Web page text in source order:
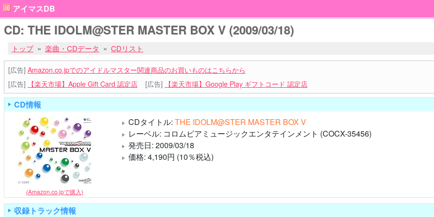
アイマスDB
CD: THE IDOLM@STER MASTER BOX V (2009/03/18)
トップ 楽曲・CDデータ CDリスト
[広告] Amazon.co.jpでのアイドルマスター関連商品のお買いものはこちらから
[広告]
【楽天市場】Apple Gift Card 認定店 [広告] 【楽天市場】Google Play ギフトコード 認定店
CD情報
(Amazon.co.jpで購入)
CDタイトル: THE IDOLM@STER MASTER BOX V
レーベル: コロムビアミュージックエンタテインメント (COCX-35456)
発売日: 2009/03/18
価格: 4,190円 (10％税込)
収録トラック情報